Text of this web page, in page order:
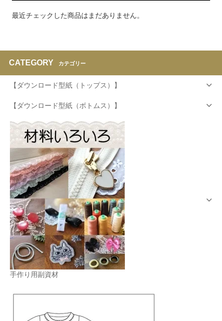
最近チェックした商品はまだありません。
CATEGORY カテゴリー
【ダウンロード型紙（トップス）】
【ダウンロード型紙（ボトムス）】
手作り用副資材